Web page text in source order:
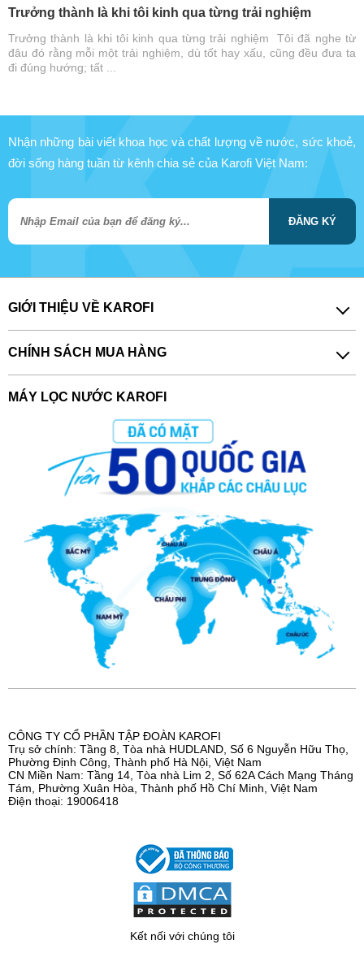
Trưởng thành là khi tôi kinh qua từng trải nghiệm
Trưởng thành là khi tôi kinh qua từng trải nghiệm Tôi đã nghe từ
đâu đó rằng mỗi một trải nghiệm, dù tốt hay xấu, cũng đều đưa ta
đi đúng hướng; tất ...
Nhận những bài viết khoa học và chất lượng về nước, sức khoẻ,
đời sống hàng tuần từ kênh chia sẻ của Karofi Việt Nam:
ĐĂNG KÝ
GIỚI THIỆU VỀ KAROFI
CHÍNH SÁCH MUA HÀNG
MÁY LỌC NƯỚC KAROFI
CÔNG TY CỔ PHẦN TẬP ĐOÀN KAROFI
Trụ sở chính: Tầng 8, Tòa nhà HUDLAND, Số 6 Nguyễn Hữu Thọ,
Phường Định Công, Thành phố Hà Nội, Việt Nam
CN Miền Nam: Tầng 14, Tòa nhà Lim 2, Số 62A Cách Mạng Tháng
Tám, Phường Xuân Hòa, Thành phố Hồ Chí Minh, Việt Nam
Điện thoại: 19006418
Kết nối với chúng tôi